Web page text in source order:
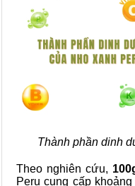
Thành phần dinh
Theo nghiên cứu,
Peru cung cấp